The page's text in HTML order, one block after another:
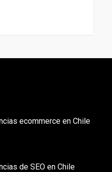
ecommerce en Chile
de SEO en Chile